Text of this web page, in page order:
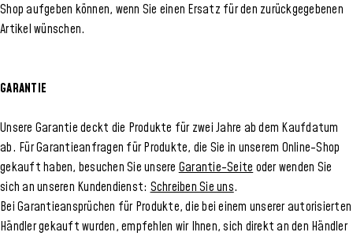
Shop aufgeben können, wenn Sie einen Ersatz für den zurückgegebenen
Artikel wünschen.
GARANTIE
Unsere Garantie deckt die Produkte für zwei Jahre ab dem Kaufdatum
ab. Für Garantieanfragen für Produkte, die Sie in unserem Online-Shop
gekauft haben, besuchen Sie unsere Garantie-Seite oder wenden Sie
sich an unseren Kundendienst: Schreiben Sie uns.
Bei Garantieansprüchen für Produkte, die bei einem unserer autorisierten
Händler gekauft wurden, empfehlen wir Ihnen, sich direkt an den Händler